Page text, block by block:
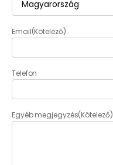
Email(Kötelező)
Telefon
Egyéb megjegyzés(Kötelező)